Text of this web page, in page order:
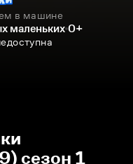
в машине
маленьких 0+
сезон 1